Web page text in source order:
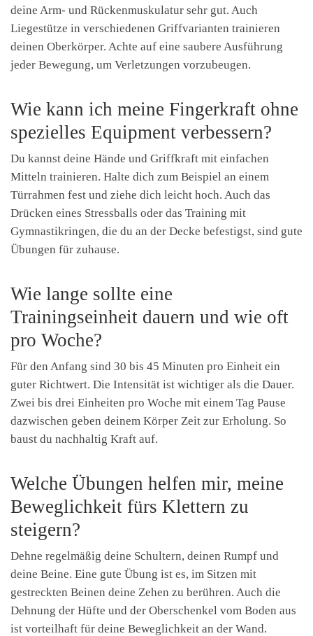
deine Arm- und Rückenmuskulatur sehr gut. Auch
Liegestütze in verschiedenen Griffvarianten trainieren
deinen Oberkörper. Achte auf eine saubere Ausführung
jeder Bewegung, um Verletzungen vorzubeugen.
Wie kann ich meine Fingerkraft ohne
spezielles Equipment verbessern?
Du kannst deine Hände und Griffkraft mit einfachen
Mitteln trainieren. Halte dich zum Beispiel an einem
Türrahmen fest und ziehe dich leicht hoch. Auch das
Drücken eines Stressballs oder das Training mit
Gymnastikringen, die du an der Decke befestigst, sind gute
Übungen für zuhause.
Wie lange sollte eine
Trainingseinheit dauern und wie oft
pro Woche?
Für den Anfang sind 30 bis 45 Minuten pro Einheit ein
guter Richtwert. Die Intensität ist wichtiger als die Dauer.
Zwei bis drei Einheiten pro Woche mit einem Tag Pause
dazwischen geben deinem Körper Zeit zur Erholung. So
baust du nachhaltig Kraft auf.
Welche Übungen helfen mir, meine
Beweglichkeit fürs Klettern zu
steigern?
Dehne regelmäßig deine Schultern, deinen Rumpf und
deine Beine. Eine gute Übung ist es, im Sitzen mit
gestreckten Beinen deine Zehen zu berühren. Auch die
Dehnung der Hüfte und der Oberschenkel vom Boden aus
ist vorteilhaft für deine Beweglichkeit an der Wand.